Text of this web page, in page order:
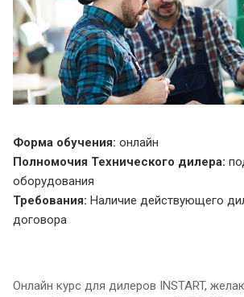
Форма обучения: онлайн
Полномочия Технического дилера:
оборудования
Требования: Наличие действующего
договора
Онлайн курс для дилеров INSTART,